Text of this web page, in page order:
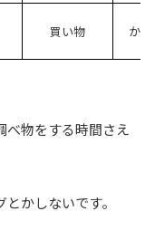
買い物 か
べ物をする時間さえ
かしないです。